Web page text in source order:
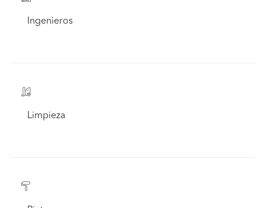
Ingenieros
Limpieza